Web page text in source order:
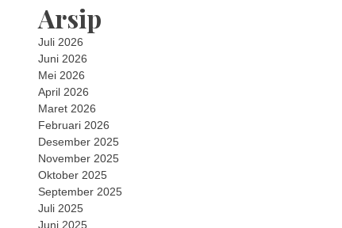
Arsip
Juli 2026
Juni 2026
Mei 2026
April 2026
Maret 2026
Februari 2026
Desember 2025
November 2025
Oktober 2025
September 2025
Juli 2025
Juni 2025